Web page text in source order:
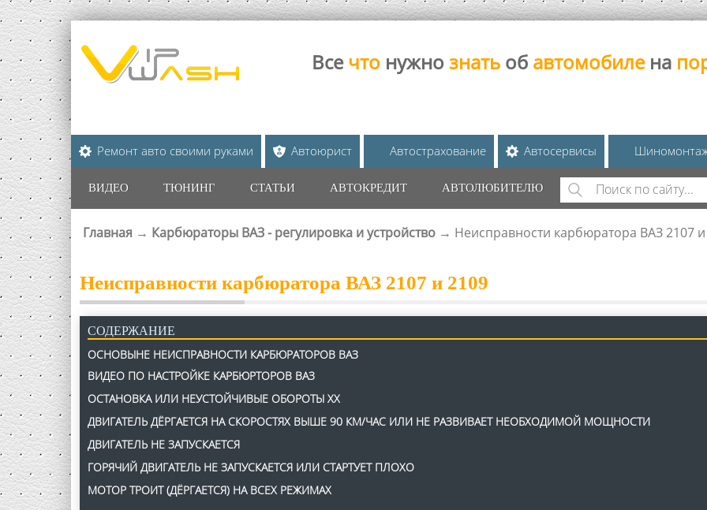
Все что нужно знать об автомобиле на
Ремонт авто своими руками Автоюрист Автострахование Автосервисы
ВИДЕО ТЮНИНГ СТАТЬИ АВТОКРЕДИТ АВТОЛЮБИТЕЛЮ
ФОРМА
Поиск
ВЫ ЗДЕСЬ
Главная → Карбюраторы ВАЗ - регулировка и устройство → Неисправности карбюратора ВАЗ 2107
Неисправности карбюратора ВАЗ 2107 и 2109
СОДЕРЖАНИЕ
ОСНОВЫНЕ НЕИСПРАВНОСТИ КАРБЮРАТОРОВ ВАЗ
ВИДЕО ПО НАСТРОЙКЕ КАРБЮРТОРОВ ВАЗ
ОСТАНОВКА ИЛИ НЕУСТОЙЧИВЫЕ ОБОРОТЫ ХХ
ДВИГАТЕЛЬ ДЁРГАЕТСЯ НА СКОРОСТЯХ ВЫШЕ 90 КМ/ЧАС ИЛИ НЕ РАЗВИВАЕТ НЕОБХОДИМОЙ МОЩНОСТИ
ДВИГАТЕЛЬ НЕ ЗАПУСКАЕТСЯ
ГОРЯЧИЙ ДВИГАТЕЛЬ НЕ ЗАПУСКАЕТСЯ ИЛИ СТАРТУЕТ ПЛОХО
МОТОР ТРОИТ (ДЁРГАЕТСЯ) НА ВСЕХ РЕЖИМАХ